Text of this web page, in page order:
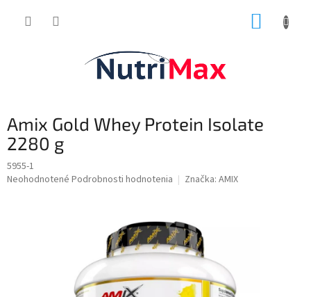
Amix Gold Whey Protein Isolate
2280 g
5955-1
Priemerné
Neohodnotené Podrobnosti hodnotenia Značka: AMIX